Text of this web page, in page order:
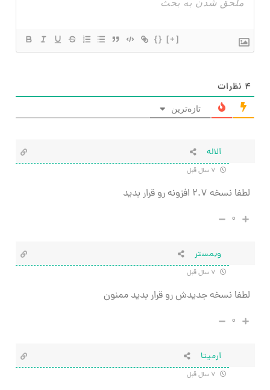
{} [+]
۴ نظرات
تازه‌ترین
آلاله
لطفا نسخه ۲.۷ افزونه رو قرار بدید
۰
وبمستر
لطفا نسخه جدیدش رو قرار بدید ممنون
۰
آرمیتا